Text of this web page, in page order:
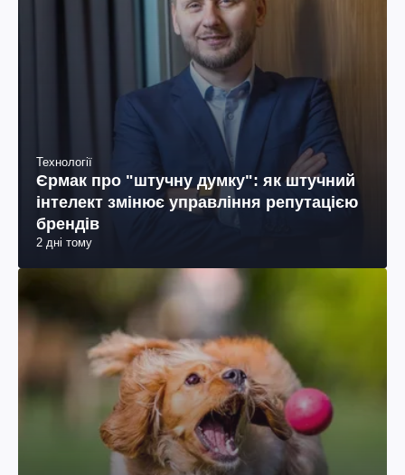
Технології
Єрмак про "штучну думку": як штучний
інтелект змінює управління репутацією
брендів
2 дні тому